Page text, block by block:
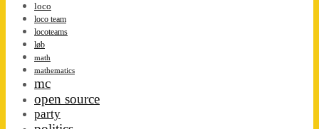
loco
loco team
locoteams
løb
math
mathematics
mc
open source
party